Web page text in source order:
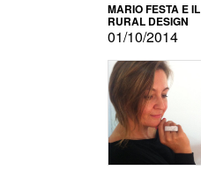
MARIO FESTA E IL
RURAL DESIGN
01/10/2014